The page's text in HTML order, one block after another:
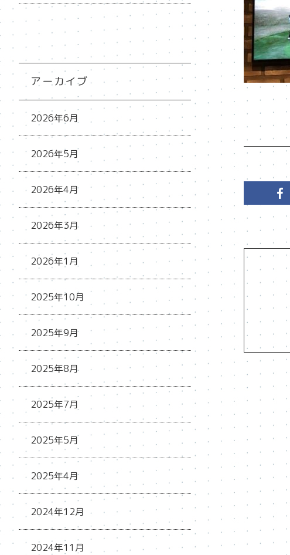
アーカイブ
2026年6月
2026年5月
2026年4月
2026年3月
2026年1月
2025年10月
2025年9月
2025年8月
2025年7月
2025年5月
2025年4月
2024年12月
2024年11月